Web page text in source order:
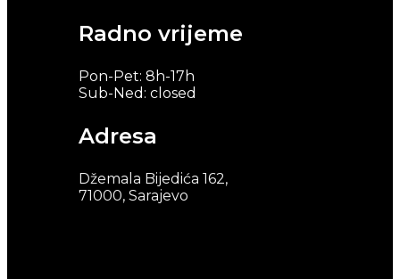
Radno vrijeme
Pon-Pet: 8h-17h
Sub-Ned: closed
Adresa
Džemala Bijedića 162,
71000, Sarajevo